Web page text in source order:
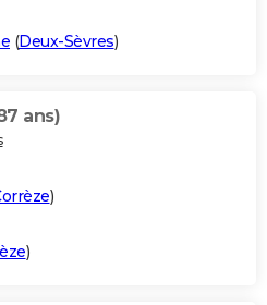
(Deux-Sèvres)
ans)
)
)